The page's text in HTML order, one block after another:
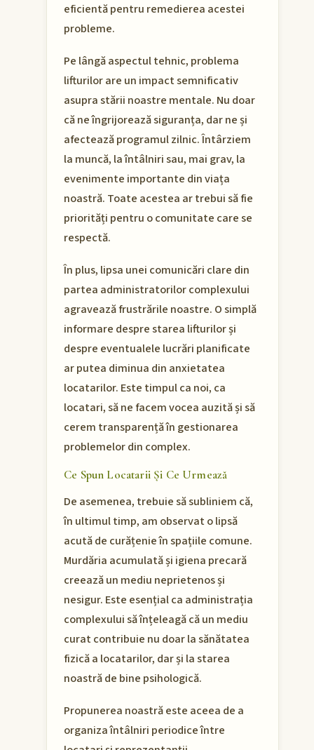
eficientă pentru remedierea acestei
probleme.
Pe lângă aspectul tehnic, problema
lifturilor are un impact semnificativ
asupra stării noastre mentale. Nu doar
că ne îngrijorează siguranța, dar ne și
afectează programul zilnic. Întârziem
la muncă, la întâlniri sau, mai grav, la
evenimente importante din viața
noastră. Toate acestea ar trebui să fie
priorități pentru o comunitate care se
respectă.
În plus, lipsa unei comunicări clare din
partea administratorilor complexului
agravează frustrările noastre. O simplă
informare despre starea lifturilor și
despre eventualele lucrări planificate
ar putea diminua din anxietatea
locatarilor. Este timpul ca noi, ca
locatari, să ne facem vocea auzită și să
cerem transparență în gestionarea
problemelor din complex.
Ce Spun Locatarii Și Ce Urmează
De asemenea, trebuie să subliniem că,
în ultimul timp, am observat o lipsă
acută de curățenie în spațiile comune.
Murdăria acumulată și igiena precară
creează un mediu neprietenos și
nesigur. Este esențial ca administrația
complexului să înțeleagă că un mediu
curat contribuie nu doar la sănătatea
fizică a locatarilor, dar și la starea
noastră de bine psihologică.
Propunerea noastră este aceea de a
organiza întâlniri periodice între